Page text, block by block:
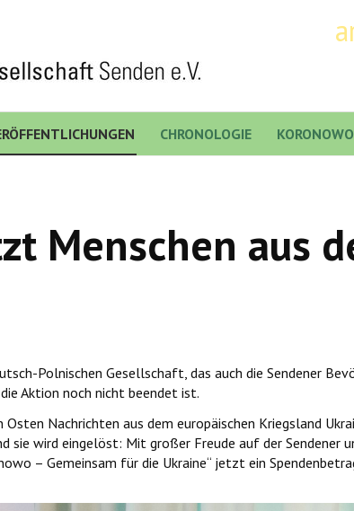
CHRONOLOGIE KORONOWO
Menschen aus
Polnischen Gesellschaft, das auch die Sendener
Aktion noch nicht beendet ist.
Osten Nachrichten aus dem europäischen Kriegsland
sie wird eingelöst: Mit großer Freude auf der Sendener
– Gemeinsam für die Ukraine“ jetzt ein